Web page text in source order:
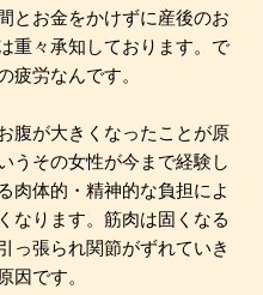
とお金をかけずに産後のお
重々承知しております。で
疲労なんです。
腹が大きくなったことが原
うその女性が今まで経験し
肉体的・精神的な負担によ
なります。筋肉は固くなる
っ張られ関節がずれていき
因です。